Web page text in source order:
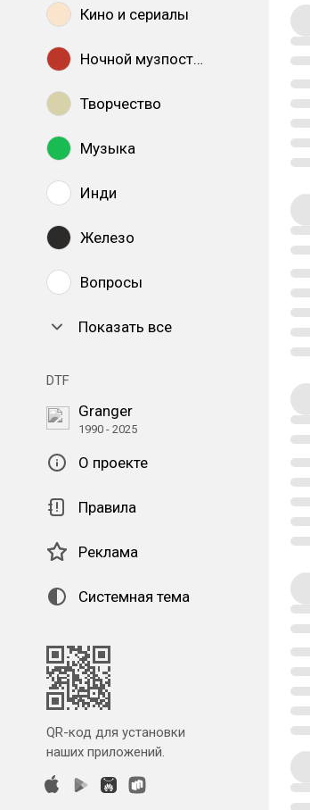
Кино и сериалы
Ночной музпостинг
Творчество
Музыка
Инди
Железо
Вопросы
Показать все
DTF
Granger
1990 - 2025
О проекте
Правила
Реклама
Системная тема
QR-код для установки
наших приложений.